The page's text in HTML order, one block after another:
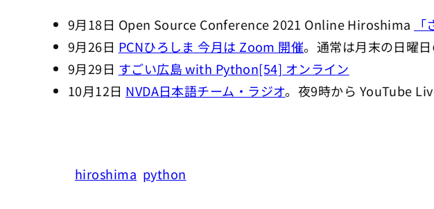
9月18日 Open Source Conference 2021 Online Hiroshima
9月26日 PCNひろしま 今月は Zoom 開催。通常は月末の日曜
9月29日 すごい広島 with Python[54] オンライン
10月12日 NVDA日本語チーム・ラジオ。夜9時から YouTube
hiroshima python